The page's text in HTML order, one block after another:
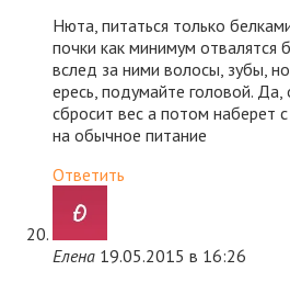
Нюта, питаться только
почки как минимум отвалятся
вслед за ними волосы, зубы,
ересь, подумайте головой. Да,
сбросит вес а потом наберет
на обычное питание
Ответить
Елена 19.05.2015 в 16:26